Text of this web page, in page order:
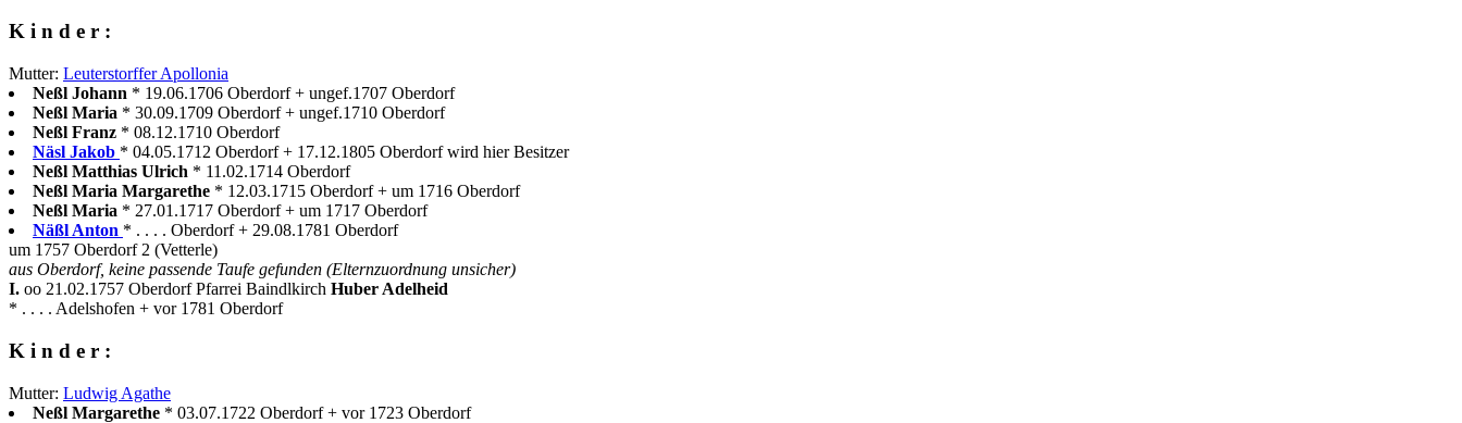
K i n d e r :
Mutter: Leuterstorffer Apollonia
Neßl Johann * 19.06.1706 Oberdorf + ungef.1707 Oberdorf
Neßl Maria * 30.09.1709 Oberdorf + ungef.1710 Oberdorf
Neßl Franz * 08.12.1710 Oberdorf
Näsl Jakob * 04.05.1712 Oberdorf + 17.12.1805 Oberdorf wird hier Besitzer
Neßl Matthias Ulrich * 11.02.1714 Oberdorf
Neßl Maria Margarethe * 12.03.1715 Oberdorf + um 1716 Oberdorf
Neßl Maria * 27.01.1717 Oberdorf + um 1717 Oberdorf
Näßl Anton * . . . . Oberdorf + 29.08.1781 Oberdorf
um 1757 Oberdorf 2 (Vetterle)
aus Oberdorf, keine passende Taufe gefunden (Elternzuordnung unsicher)
I. oo 21.02.1757 Oberdorf Pfarrei Baindlkirch Huber Adelheid
* . . . . Adelshofen + vor 1781 Oberdorf
K i n d e r :
Mutter: Ludwig Agathe
Neßl Margarethe * 03.07.1722 Oberdorf + vor 1723 Oberdorf